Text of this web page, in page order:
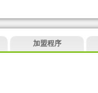
加盟程序